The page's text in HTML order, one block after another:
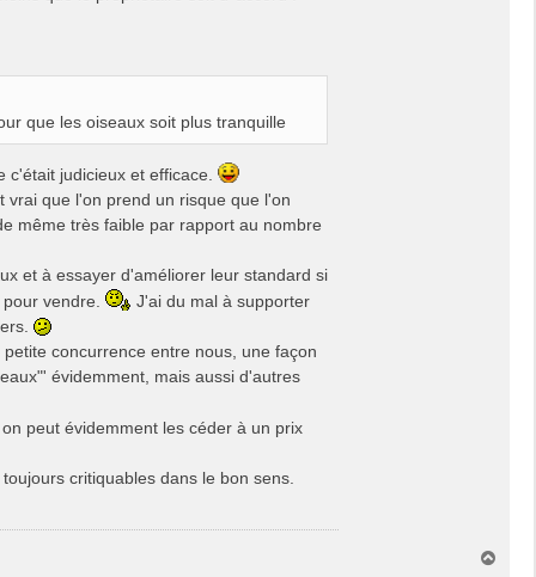
que les oiseaux soit plus tranquille
judicieux et efficace.
vrai que l'on prend un risque que l'on
même très faible par rapport au nombre
et à essayer d'améliorer leur standard si
vendre.
J'ai du mal à supporter
petite concurrence entre nous, une façon
évidemment, mais aussi d'autres
peut évidemment les céder à un prix
critiquables dans le bon sens.